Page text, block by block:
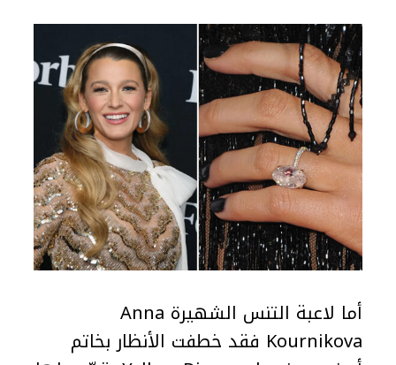
أما لاعبة التنس الشهيرة Anna
Kournikova فقد خطفت الأنظار بخاتم